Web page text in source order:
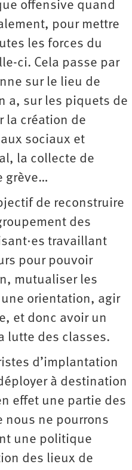
offensive quand
pour mettre
les forces du
ci. Cela passe par
sur le lieu de
a, sur les piquets de
la création de
sociaux et
la collecte de
grève…
de reconstruire
des
travaillant
pour pouvoir
mutualiser les
orientation, agir
et donc avoir un
lutte des classes.
d’implantation
à destination
effet une partie des
nous ne pourrons
une politique
des lieux de